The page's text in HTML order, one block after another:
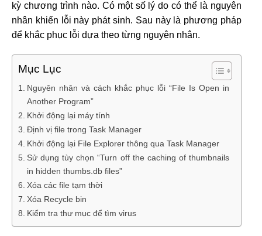
kỳ chương trình nào. Có một số lý do có thể là nguyên
nhân khiến lỗi này phát sinh. Sau này là phương pháp
để khắc phục lỗi dựa theo từng nguyên nhân.
Mục Lục
Nguyên nhân và cách khắc phục lỗi “File Is Open in
Another Program”
Khởi động lại máy tính
Định vị file trong Task Manager
Khởi động lại File Explorer thông qua Task Manager
Sử dụng tùy chọn “Turn off the caching of thumbnails
in hidden thumbs.db files”
Xóa các file tạm thời
Xóa Recycle bin
Kiểm tra thư mục để tìm virus